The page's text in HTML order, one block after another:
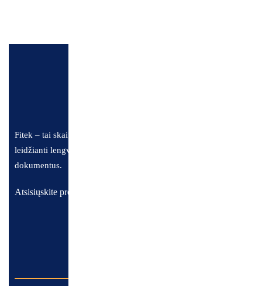
Fitek – tai skaitmeninė gaunamų sąskaitų valdymo sistema,
leidžianti lengvai tvarkyti e. sąskaitas, PDF ir popierinius
dokumentus.
Atsisiųskite programelę